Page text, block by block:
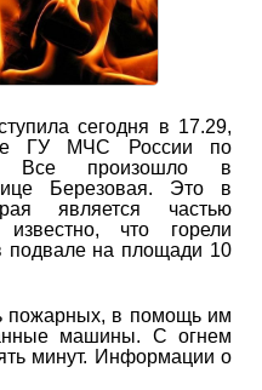
сегодня в 17.29,
ГУ МЧС России по
Все произошло в
Березовая. Это в
является частью
что горели
подвале на площади 10
пожарных, в помощь им
машины. С огнем
минут. Информации о